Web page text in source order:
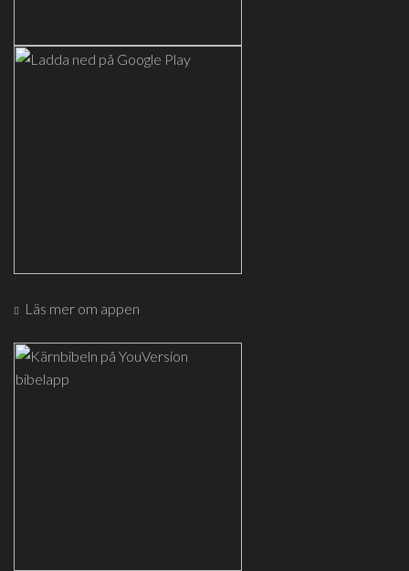
Läs mer om appen